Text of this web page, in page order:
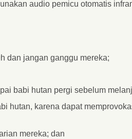
audio pemicu otomatis
dan jangan ganggu mereka;
babi hutan pergi sebelum
hutan, karena dapat
mereka; dan